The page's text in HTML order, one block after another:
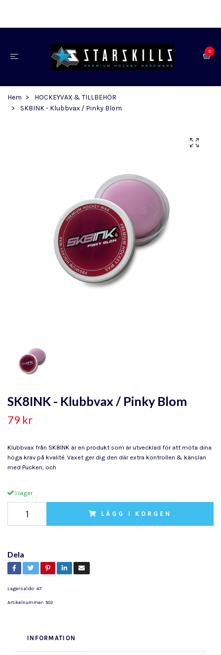
0
Hem
HOCKEYVAX & TILLBEHÖR
SK8INK - Klubbvax / Pinky Blom
SK8INK - Klubbvax / Pinky Blom
79 kr
Klubbvax från SK8INK är en produkt som är utvecklad för att möta dina
höga krav på kvalité. Vaxet ger dig den där extra kontrollen & känslan
med Pucken, och
I lager.
LÄGG I KORGEN
Dela
Lagersaldo: 47
Artikelnummer: 502
INFORMATION